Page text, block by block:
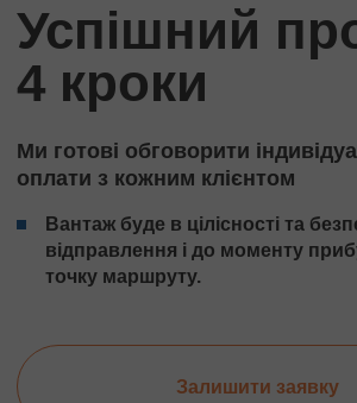
Успішний
4 кроки
Ми готові обговорити
оплати з кожним клієнтом
Вантаж буде в цілісності та
відправлення і до моменту
точку маршруту.
Залишити заявку